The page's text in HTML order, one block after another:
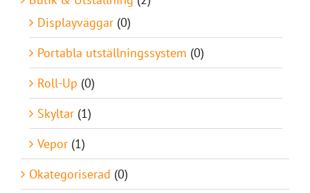
Displayväggar (0)
Portabla utställningssystem (0)
Roll-Up (0)
Skyltar (1)
Vepor (1)
Okategoriserad (0)